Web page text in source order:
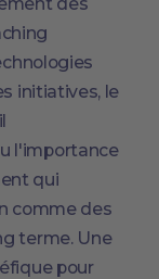
initiatives, le
l'importance
qui
comme des
terme. Une
pour